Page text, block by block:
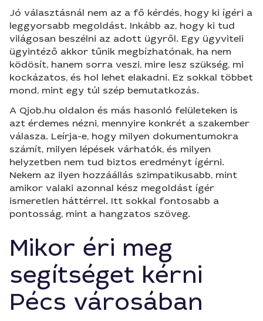
Jó választásnál nem az a fő kérdés, hogy ki ígéri a
leggyorsabb megoldást. Inkább az, hogy ki tud
világosan beszélni az adott ügyről. Egy ügyviteli
ügyintéző akkor tűnik megbízhatónak, ha nem
ködösít, hanem sorra veszi, mire lesz szükség, mi
kockázatos, és hol lehet elakadni. Ez sokkal többet
mond, mint egy túl szép bemutatkozás.
A Qjob.hu oldalon és más hasonló felületeken is
azt érdemes nézni, mennyire konkrét a szakember
válasza. Leírja-e, hogy milyen dokumentumokra
számít, milyen lépések várhatók, és milyen
helyzetben nem tud biztos eredményt ígérni.
Nekem az ilyen hozzáállás szimpatikusabb, mint
amikor valaki azonnal kész megoldást ígér
ismeretlen háttérrel. Itt sokkal fontosabb a
pontosság, mint a hangzatos szöveg.
Mikor éri meg
segítséget kérni
Pécs városában